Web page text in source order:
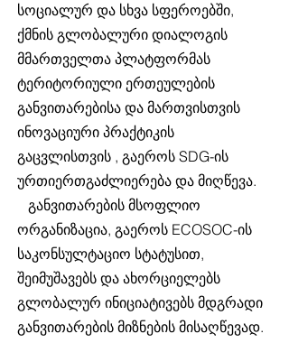
სოციალურ და სხვა სფეროებში,
ქმნის გლობალური დიალოგის
მმართველთა პლატფორმას
ტერიტორიული ერთეულების
განვითარებისა და მართვისთვის
ინოვაციური პრაქტიკის
გაცვლისთვის , გაეროს SDG-ის
ურთიერთგაძლიერება და მიღწევა.
განვითარების მსოფლიო
ორგანიზაცია, გაეროს ECOSOC-ის
საკონსულტაციო სტატუსით,
შეიმუშავებს და ახორციელებს
გლობალურ ინიციატივებს მდგრადი
განვითარების მიზნების მისაღწევად.